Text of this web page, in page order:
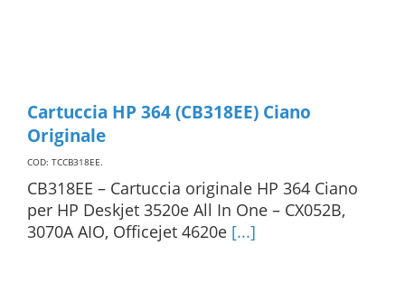
Cartuccia HP 364 (CB318EE) Ciano
Originale
COD: TCCB318EE.
CB318EE – Cartuccia originale HP 364 Ciano
per HP Deskjet 3520e All In One – CX052B,
3070A AIO, Officejet 4620e [...]